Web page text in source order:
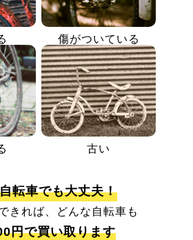
傷がついている
古い
転車でも大丈夫！
きれば、どんな自転車も
円で買い取ります